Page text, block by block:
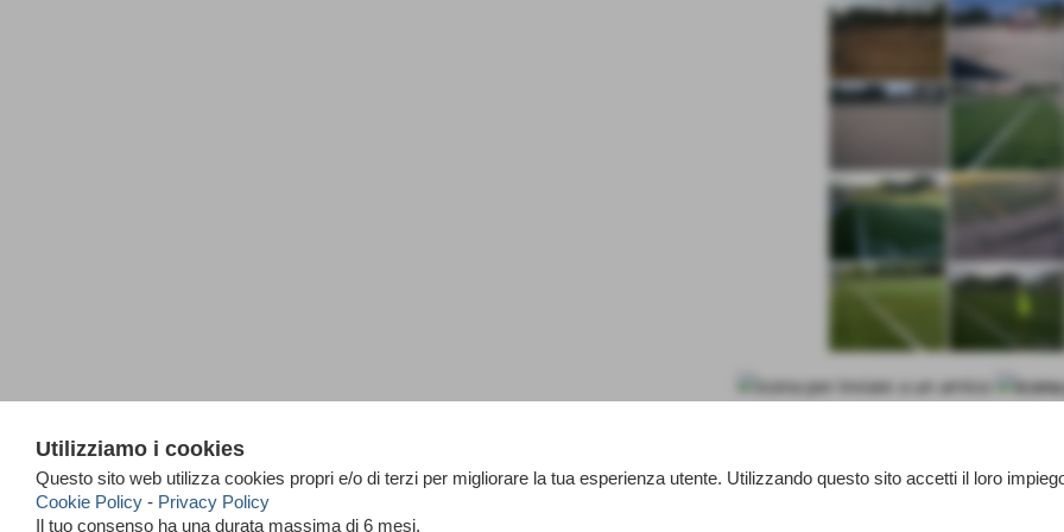
<< PRECEDENTE
Utilizziamo i cookies
Questo sito web utilizza cookies propri e/o di terzi per migliorare la tua esperienza utente. Utilizzando questo sito accetti il loro
Cookie Policy - Privacy Policy
Il tuo consenso ha una durata massima di 6 mesi.